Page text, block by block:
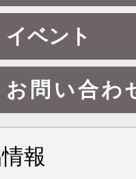
イベント
お問い合わ
報